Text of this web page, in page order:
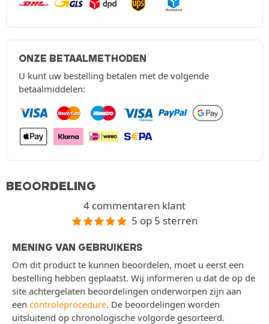
ONZE BETAALMETHODEN
U kunt uw bestelling betalen met de volgende
betaalmiddelen:
BEOORDELING
4 commentaren klant
5 op 5 sterren
MENING VAN GEBRUIKERS
Om dit product te kunnen beoordelen, moet u eerst een
bestelling hebben geplaatst. Wij informeren u dat de op de
site achtergelaten beoordelingen onderworpen zijn aan
een controleprocedure. De beoordelingen worden
uitsluitend op chronologische volgorde gesorteerd.